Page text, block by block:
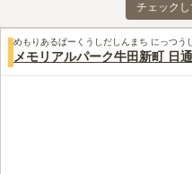
チェック
めもりあるぱーくうしだしんまち にっつう
メモリアルパーク牛田新町 日